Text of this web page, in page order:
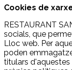
Cookies de
RESTAURANT
socials, que
Lloc web. Per
poden
titulars d'aquestes